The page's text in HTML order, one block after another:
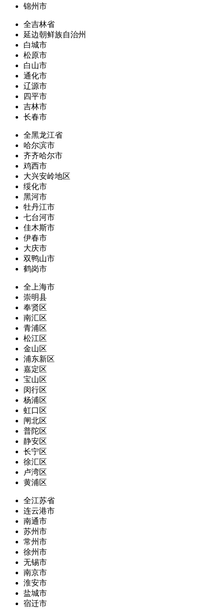
锦州市
全吉林省
延边朝鲜族自治州
白城市
松原市
白山市
通化市
辽源市
四平市
吉林市
长春市
全黑龙江省
哈尔滨市
齐齐哈尔市
鸡西市
大兴安岭地区
绥化市
黑河市
牡丹江市
七台河市
佳木斯市
伊春市
大庆市
双鸭山市
鹤岗市
全上海市
崇明县
奉贤区
南汇区
青浦区
松江区
金山区
浦东新区
嘉定区
宝山区
闵行区
杨浦区
虹口区
闸北区
普陀区
静安区
长宁区
徐汇区
卢湾区
黄浦区
全江苏省
连云港市
南通市
苏州市
常州市
徐州市
无锡市
南京市
淮安市
盐城市
宿迁市